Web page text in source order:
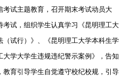
考试主题教育，召开期末考试动员大
考试，组织学生认真学习《昆明理工大
（试行）》、《昆明理工大学本科生学
大学大学生违规违纪警示案例》 ，告知
育引导学生自觉遵守校纪校规， 引导